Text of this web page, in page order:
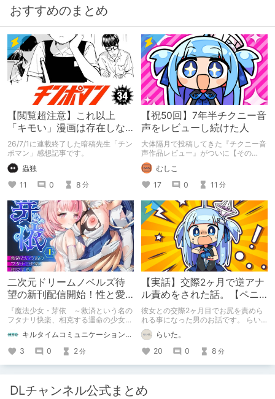
おすすめのまとめ
【閲覧超注意】これ以上
「キモい」漫画は存在しな
い？チンポマンとかいう
「魂の殺人」の完成形
26/7/1に連載終了した暗稿先生「チン
ポマン」感想記事です。
蟲独
11
0 8 分
【祝50回】7年半チクニー音
声をレビューし続けた人
大体隔月で投稿してきた『チクニー音
声作品レビュー』がついに【その
50】を迎えました！ 約7年半チクニー
し続け、おシコり報告をしてきただけ
ですけど記念は記念。 皆様への感謝
を伝えたり、これまでの投稿を振り返
ります。
むしこ
17
0 11 分
二次元ドリームノベルズ待
望の新刊配信開始！性と愛
が渦巻く、ファンタジー官
能小説開幕！
『魔法少女・芽依 ～救済という名の
フタナリ快楽、相克する運命の少女た
ト：鳩春 一気に上・下巻が同時配
信！
キルタイムコミュニケーション（KTC）の作品を一人でも多くの人に知ってほしい人
3
0 2分
【実話】交際2ヶ月で逆アナ
ル責めをされた話。【ペニ
バン】
彼女との交際2ヶ月目でお尻を責めら
れる事になった男のお話です。 らい
た。のエチエチ体験談#2【逆アナ
ル】 らいた。
20
0 8 分
DLチャンネル公式まとめ